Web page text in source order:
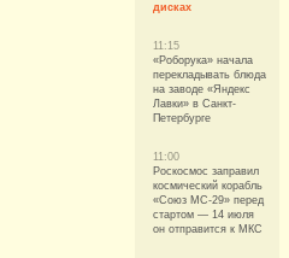
дисках
11:15
«Роборука» начала
перекладывать блюда
на заводе «Яндекс
Лавки» в Санкт-
Петербурге
11:00
Роскосмос заправил
космический корабль
«Союз МС-29» перед
стартом — 14 июля
он отправится к МКС